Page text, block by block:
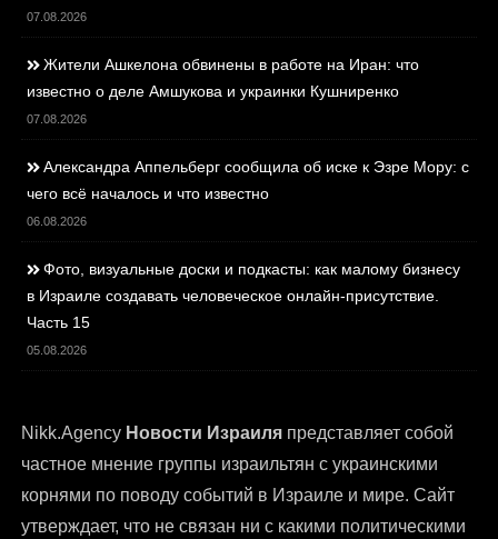
07.08.2026
Жители Ашкелона обвинены в работе на Иран: что
известно о деле Амшукова и украинки Кушниренко
07.08.2026
Александра Аппельберг сообщила об иске к Эзре Мору: с
чего всё началось и что известно
06.08.2026
Фото, визуальные доски и подкасты: как малому бизнесу
в Израиле создавать человеческое онлайн-присутствие.
Часть 15
05.08.2026
Nikk.Agency Новости Израиля представляет собой
частное мнение группы израильтян с украинскими
корнями по поводу событий в Израиле и мире. Сайт
утверждает, что не связан ни с какими политическими